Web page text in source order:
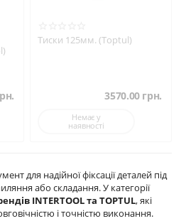
Тиски 125мм. (Toptul)
3570.00 грн.
Немає у
наявності
для надійної фіксації деталей під
або складання. У категорії
INTERTOOL та TOPTUL, які
і точністю виконання.